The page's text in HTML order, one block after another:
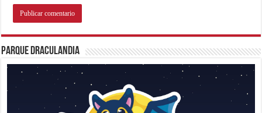
Parque Draculandia